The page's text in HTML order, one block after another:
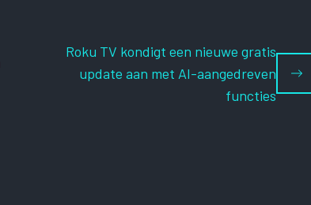
Roku TV kondigt een nieuwe gratis
update aan met AI-aangedreven
functies